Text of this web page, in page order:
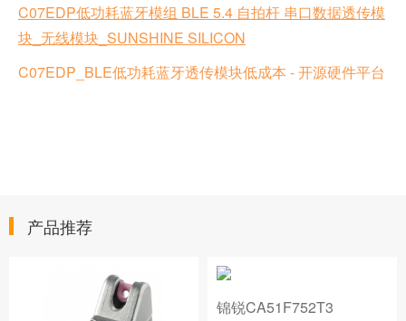
C07EDP低功耗蓝牙模组 BLE 5.4 自拍杆 串口数据透传模
块_无线模块_SUNSHINE SILICON
C07EDP_BLE低功耗蓝牙透传模块低成本 - 开源硬件平台
产品推荐
锦锐CA51F752T3